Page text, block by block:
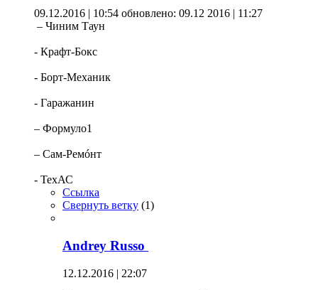
09.12.2016 | 10:54 обновлено: 09.12 2016 | 11:27
– Чиним Таун
- Крафт-Бокс
- Борт-Механик
- Гаражанин
– Формуло1
– Сам-Ремóнт
- ТехАС
Ссылка
Свернуть ветку (1)
Andrey Russo
12.12.2016 | 22:07